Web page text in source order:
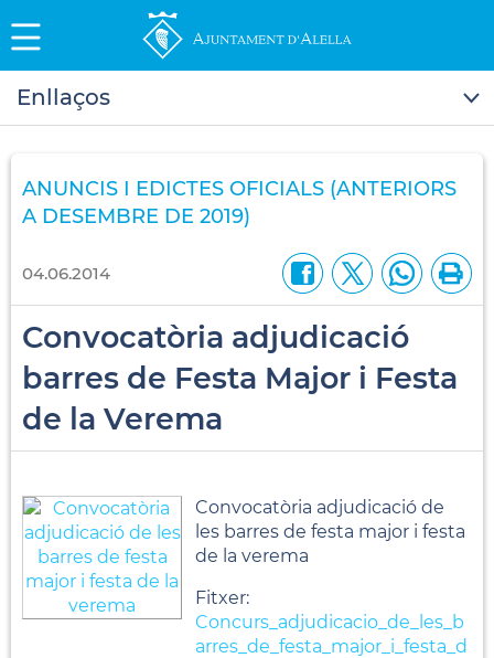
Enllaços
ANUNCIS I EDICTES OFICIALS (ANTERIORS
A DESEMBRE DE 2019)
04.06.2014
Convocatòria adjudicació
barres de Festa Major i Festa
de la Verema
Convocatòria adjudicació de
les barres de festa major i festa
de la verema
Fitxer:
Concurs_adjudicacio_de_les_b
arres_de_festa_major_i_festa_d